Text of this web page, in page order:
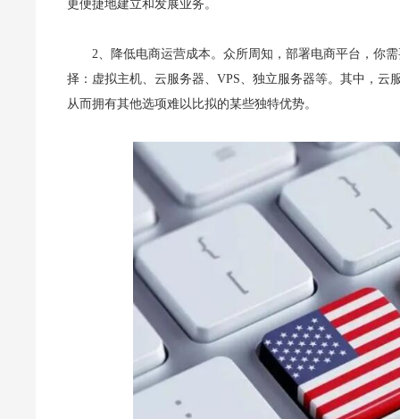
更便捷地建立和发展业务。
2、降低电商运营成本。众所周知，部署电商平台，你
择：虚拟主机、云服务器、VPS、独立服务器等。其中，
从而拥有其他选项难以比拟的某些独特优势。